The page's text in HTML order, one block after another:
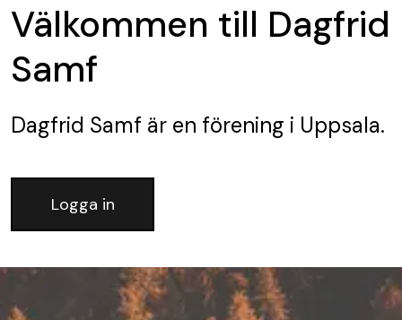
Välkommen till Dagfrid
Samf
Dagfrid Samf är en förening i Uppsala.
Logga in